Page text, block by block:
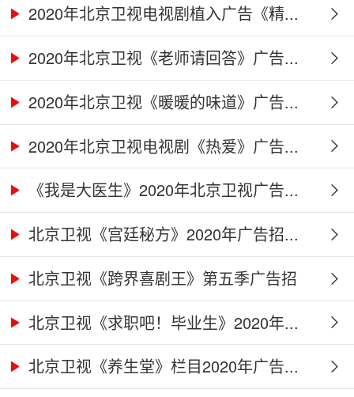
2020年北京卫视电视剧植入广告《精...
2020年北京卫视《老师请回答》广告...
2020年北京卫视《暖暖的味道》广告...
2020年北京卫视电视剧《热爱》广告...
《我是大医生》2020年北京卫视广告...
北京卫视《宫廷秘方》2020年广告招...
北京卫视《跨界喜剧王》第五季广告招
商...北京卫视《求职吧！毕业生》2020年...
北京卫视《养生堂》栏目2020年广告...